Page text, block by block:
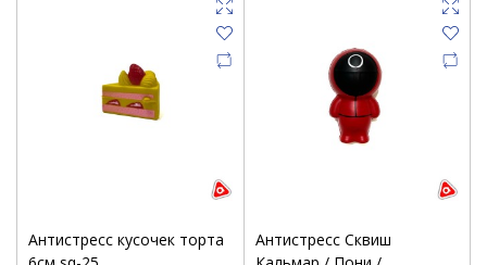
Антистресс кусочек торта
Антистресс Сквиш